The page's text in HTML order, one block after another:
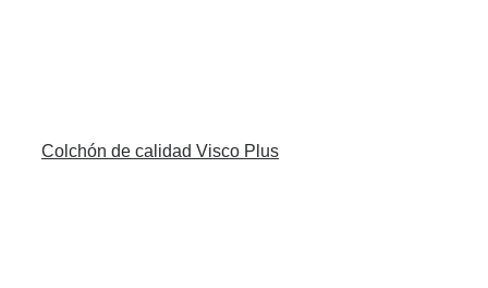
Colchón de calidad Visco Plus